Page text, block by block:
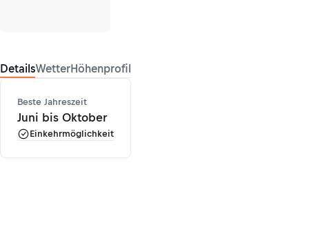
DetailsWetterHöhenprofil
Beste Jahreszeit
Juni bis Oktober
Einkehrmöglichkeit